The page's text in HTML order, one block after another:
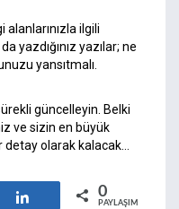
ilgili
yazdığınız yazılar; ne
yansıtmalı.
güncelleyin. Belki
ve sizin en büyük
detay olarak kalacak…
0
PAYLAŞIMLAR